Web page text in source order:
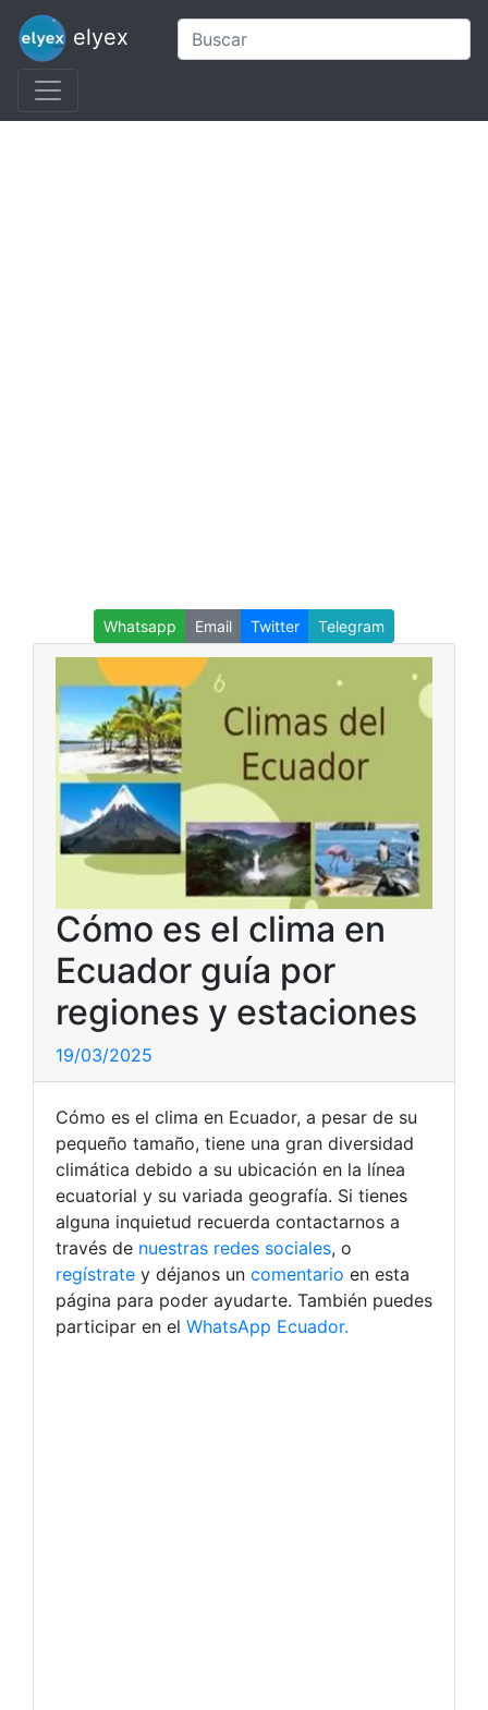
elyex
Whatsapp Email Twitter Telegram
Cómo es el clima en
Ecuador guía por
regiones y estaciones
19/03/2025
Cómo es el clima en Ecuador, a pesar de su
pequeño tamaño, tiene una gran diversidad
climática debido a su ubicación en la línea
ecuatorial y su variada geografía. Si tienes
alguna inquietud recuerda contactarnos a
través de nuestras redes sociales, o
regístrate y déjanos un comentario en esta
página para poder ayudarte. También puedes
participar en el WhatsApp Ecuador.